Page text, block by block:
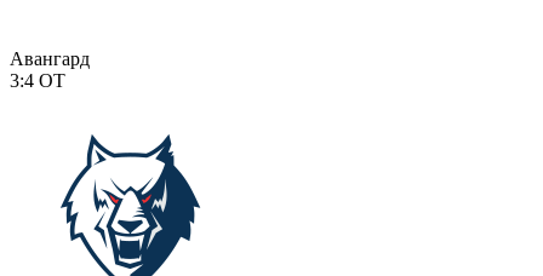
Авангард
3:4 ОТ